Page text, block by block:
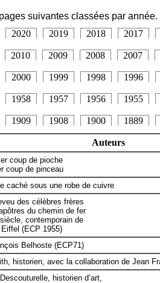
suivantes classées par année.
2020 2019 2018 2017
2010 2009 2008 2007
2000 1999 1998 1996
1958 1957 1956 1955
1909 1908 1900 1889
Auteurs
coup de pioche
coup de pinceau
caché sous une robe de cuivre
des célèbres frères
du chemin de fer
contemporain de
(ECP 1955)
Belhoste (ECP71)
historien, avec la collaboration de Jean
historien d’art,